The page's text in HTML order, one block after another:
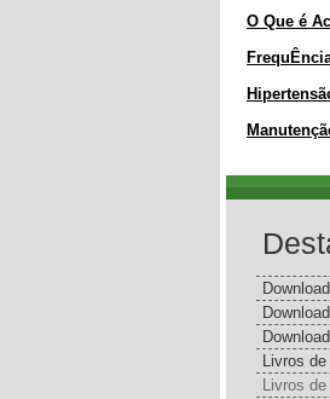
O Que é
Livros
Livros